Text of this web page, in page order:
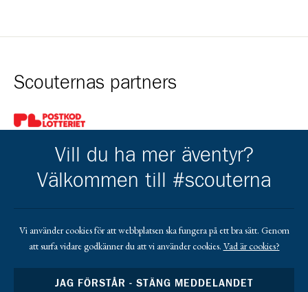
Scouternas partners
Gå till pl_50
Kårens partners
Gå till https://www.facebook.com/
Gå till https://lindgrenisandby.com/
Gå till https://Gå till https://sparbankenskane.se/
Vill du ha mer äventyr?
Välkommen till #scouterna
Vi använder cookies för att webbplatsen ska fungera på ett bra sätt. Genom
att surfa vidare godkänner du att vi använder cookies. Vad är cookies?
JAG FÖRSTÅR - STÄNG MEDDELANDET